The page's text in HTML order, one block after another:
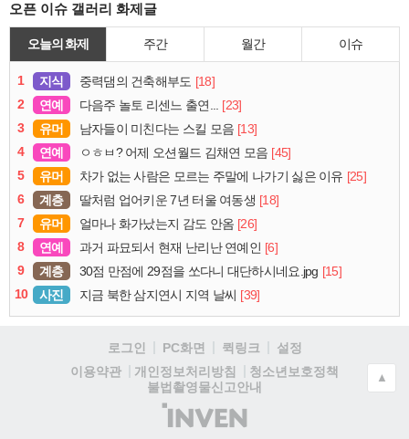
오픈 이슈 갤러리 화제글
오늘의 화제 주간 월간 이슈
1 지식 중력댐의 건축해부도 [18]
2
연예 다음주 놀토 리센느 출연... [23]
3
유머 남자들이 미친다는 스킬 모음 [13]
4
연예 ㅇㅎㅂ? 어제 오션월드 김채연 모음 [45]
5
유머 차가 없는 사람은 모르는 주말에 나가기 싫은 이유 [25]
6
계층 딸처럼 업어키운 7년 터울 여동생 [18]
7
유머 얼마나 화가났는지 감도 안옴 [26]
8
연예 과거 파묘되서 현재 난리난 연예인 [6]
9
계층 30점 만점에 29점을 쏘다니 대단하시네요.jpg [15]
10
사진 지금 북한 삼지연시 지역 날씨 [39]
로그인 PC화면 퀵링크
설정
이용약관
개인정보처리방침
청소년보호정책
불법촬영물신고안내
(주)
인
▲